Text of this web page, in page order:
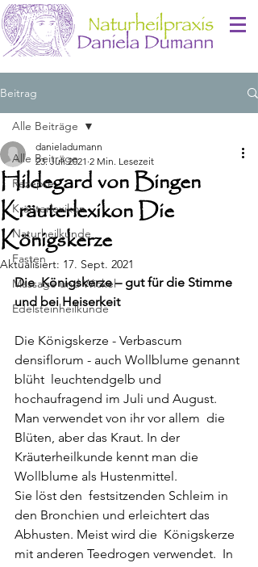
Beitrag
Alle Beiträge
Rezepte
Kräuterlexikon
Naturheilkunde
Fasten
Massage und Wickel
Edelsteinheilkunde
Alle Beiträge
Hildegard von Bingen
Kräuterlexikon Die
Königskerze
danieladumann
23. Juli 2021 2 Min. Lesezeit
Aktualisiert: 17. Sept. 2021
Die  Königskerze – gut für die Stimme
und bei Heiserkeit
Die Königskerze - Verbascum
densiflorum - auch Wollblume genannt
blüht  leuchtendgelb und
hochaufragend im Juli und August.
Man verwendet von ihr vor allem  die
Blüten, aber das Kraut. In der
Kräuterheilkunde kennt man die
Wollblume als Hustenmittel.
Sie löst den  festsitzenden Schleim in
den Bronchien und erleichtert das
Abhusten. Meist wird die  Königskerze
mit anderen Teedrogen verwendet.  In